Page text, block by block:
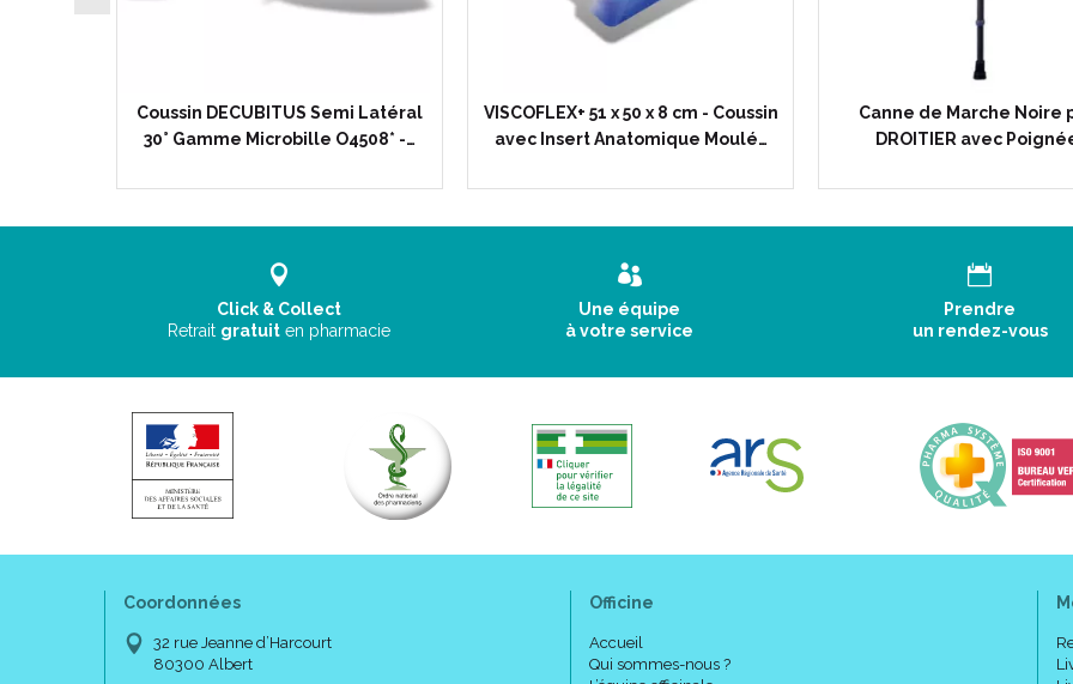
Coussin DECUBITUS Semi Latéral
30° Gamme Microbille O4508* -…
VISCOFLEX+ 51 x 50 x 8 cm - Coussin
avec Insert Anatomique Moulé…
Canne de Marche Noire
DROITIER avec
Click & Collect
Retrait gratuit en pharmacie
Une équipe
à votre service
Prendre
un rendez-vous
Coordonnées
32 rue Jeanne d’Harcourt
80300 Albert
Officine
Accueil
Qui sommes-nous ?